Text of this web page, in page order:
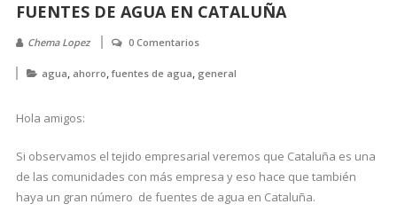
FUENTES DE AGUA EN CATALUÑA
Chema Lopez 0 Comentarios
agua, ahorro, fuentes de agua, general
Hola amigos:
Si observamos el tejido empresarial veremos que Cataluña es una
de las comunidades con más empresa y eso hace que también
haya un gran número de fuentes de agua en Cataluña.